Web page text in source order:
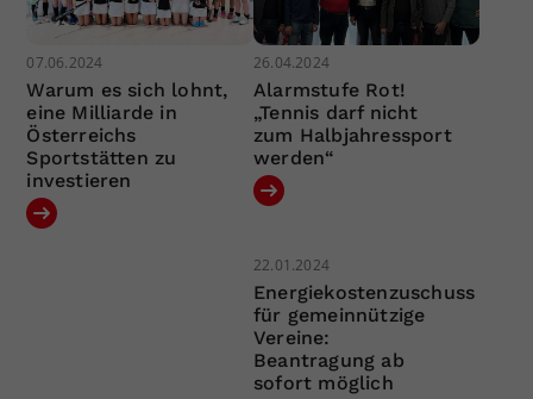
07.06.2024
Warum es sich lohnt,
eine Milliarde in
Österreichs
Sportstätten zu
investieren
26.04.2024
Alarmstufe Rot!
„Tennis darf nicht
zum Halbjahressport
werden“
22.01.2024
Energiekostenzuschuss
für gemeinnützige
Vereine:
Beantragung ab
sofort möglich